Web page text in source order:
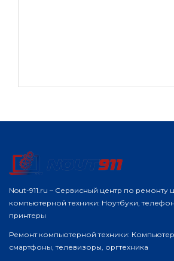
Nout-911.ru – Сервисный центр по ремонту
компьютерной техники: Ноутбуки,
принтеры
Ремонт компьютерной техники:
смартфоны, телевизоры, оргтехника